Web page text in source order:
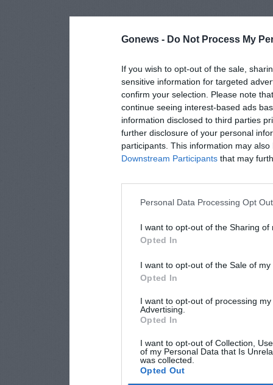
Gonews - Do Not Process My
If you wish to opt-out of the sale,
sensitive information for targeted
confirm your selection. Please note
continue seeing interest-based ads
information disclosed to third parties
further disclosure of your personal
participants. This information may
Downstream Participants that may
Personal Data Processing Opt
I want to opt-out of the Sharing of
Opted In
I want to opt-out of the Sale of
Opted In
I want to opt-out of processing
Advertising.
Opted In
I want to opt-out of Collection,
of my Personal Data that Is
was collected.
Opted Out